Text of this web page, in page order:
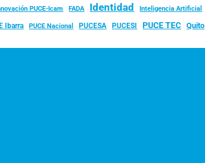
PUCE-Icam FADA Identidad Inteligencia Artificial
Ibarra PUCE Nacional PUCESA PUCESI PUCE TEC Quito